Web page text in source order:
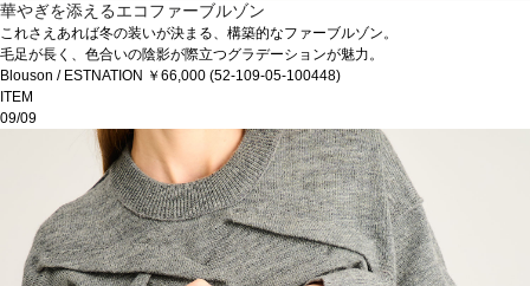
華やぎを添えるエコファーブルゾン
これさえあれば冬の装いが決まる、構築的なファーブルゾン。
毛足が長く、色合いの陰影が際立つグラデーションが魅力。
Blouson / ESTNATION ￥66,000 (52-109-05-100448)
ITEM
09/09